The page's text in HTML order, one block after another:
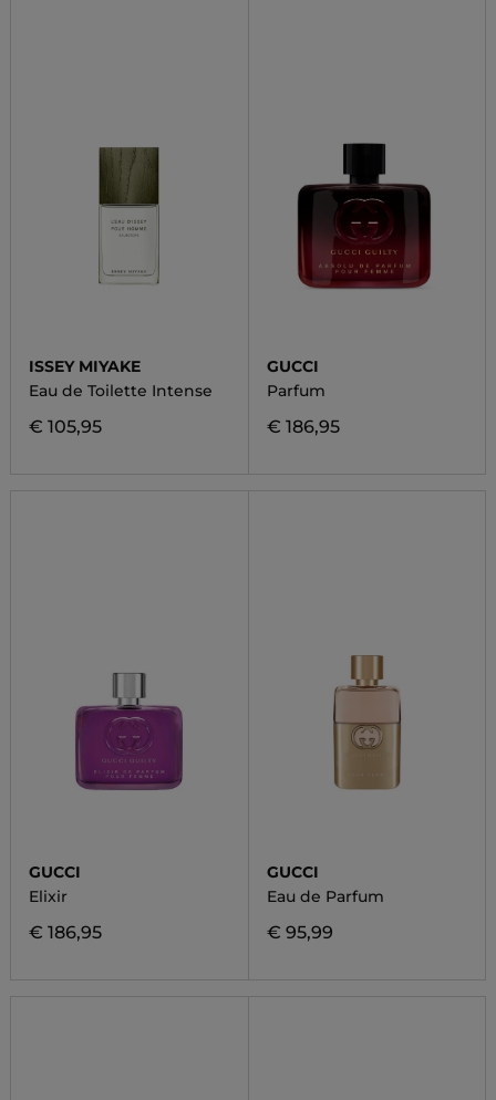
ISSEY MIYAKE
Eau de Toilette Intense
€ 105,95
GUCCI
Parfum
€ 186,95
GUCCI
Elixir
€ 186,95
GUCCI
Eau de Parfum
€ 95,99